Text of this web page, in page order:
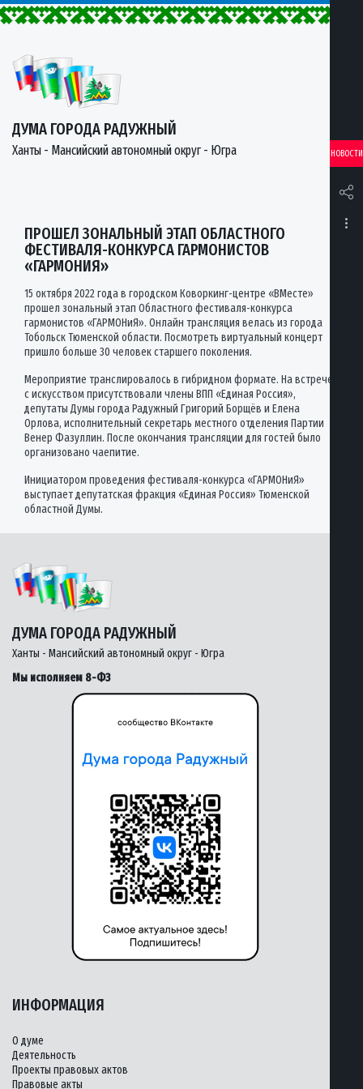
ДУМА ГОРОДА РАДУЖНЫЙ
Ханты - Мансийский автономный округ - Югра НОВОСТИ
ПРОШЕЛ ЗОНАЛЬНЫЙ ЭТАП ОБЛАСТНОГО
ФЕСТИВАЛЯ-КОНКУРСА ГАРМОНИСТОВ
«ГАРМОНИЯ»
15 октября 2022 года в городском Коворкинг-центре «ВМесте»
прошел зональный этап Областного фестиваля-конкурса
гармонистов «ГАРМОНиЯ». Онлайн трансляция велась из города
Тобольск Тюменской области. Посмотреть виртуальный концерт
пришло больше 30 человек старшего поколения.
Мероприятие транслировалось в гибридном формате. На встрече
с искусством присутствовали члены ВПП «Единая Россия»,
депутаты Думы города Радужный Григорий Борщёв и Елена
Орлова, исполнительный секретарь местного отделения Партии
Венер Фазуллин. После окончания трансляции для гостей было
организовано чаепитие.
Инициатором проведения фестиваля-конкурса «ГАРМОНиЯ»
выступает депутатская фракция «Единая Россия» Тюменской
областной Думы.
ДУМА ГОРОДА РАДУЖНЫЙ
Ханты - Мансийский автономный округ - Югра
Мы исполняем 8-ФЗ
ИНФОРМАЦИЯ
О думе
Деятельность
Проекты правовых актов
Правовые акты